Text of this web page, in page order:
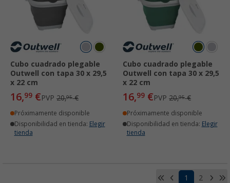
Cubo cuadrado plegable
Outwell con tapa 30 x 29,5
x 22 cm
16,99 €PVP 20,95€
Próximamente disponible
Disponibilidad en tienda: Elegir
tienda
Cubo cuadrado plegable
Outwell con tapa 30 x 29,5
x 22 cm
16,99 €PVP 20,95€
Próximamente disponible
Disponibilidad en tienda: Elegir
tienda
1 2